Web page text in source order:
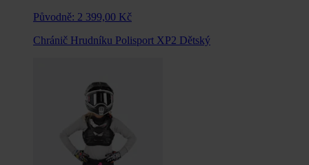
Původně: 2 399,00 Kč
Chránič Hrudníku Polisport XP2 Dětský